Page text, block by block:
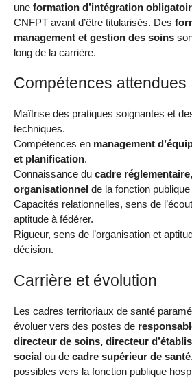
une formation d’intégration
CNFPT avant d’être titularisés. Des
management et gestion des soins
long de la carrière.
Compétences attendues
Maîtrise des pratiques soignantes et
techniques.
Compétences en management
et planification.
Connaissance du cadre
organisationnel de la fonction
Capacités relationnelles, sens de
aptitude à fédérer.
Rigueur, sens de l’organisation et
décision.
Carrière et évolution
Les cadres territoriaux de santé
évoluer vers des postes de
directeur de soins, directeur
social ou de cadre supérieur de santé
possibles vers la fonction publique